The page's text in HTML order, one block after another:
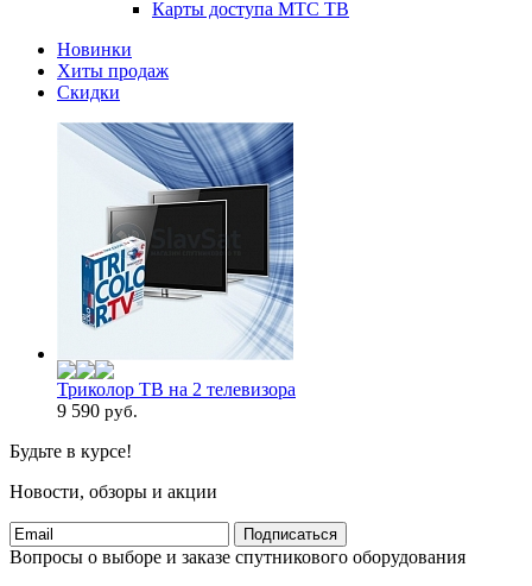
Карты доступа МТС ТВ
Новинки
Хиты продаж
Скидки
Триколор ТВ на 2 телевизора
9 590 руб.
Будьте в курсе!
Новости, обзоры и акции
Подписаться
Вопросы о выборе и заказе спутникового оборудования